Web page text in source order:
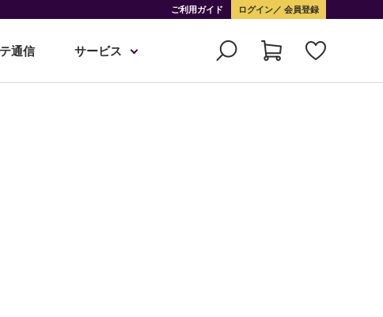
ご利用ガイド ログイン 会員登録
通信 サービス